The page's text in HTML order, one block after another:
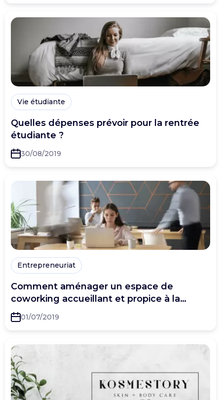
Vie étudiante
Quelles dépenses prévoir pour la rentrée
étudiante ?
30/08/2019
Entrepreneuriat
Comment aménager un espace de
coworking accueillant et propice à la
créativité ?
01/07/2019